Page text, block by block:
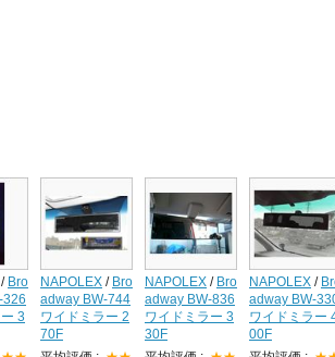
/ Bro
326
3
NAPOLEX / Bro
adway BW-744
ワイドミラー 2
70F
NAPOLEX / Bro
adway BW-836
ワイドミラー 3
30F
NAPOLEX /
adway BW-
ワイドミラー
00F